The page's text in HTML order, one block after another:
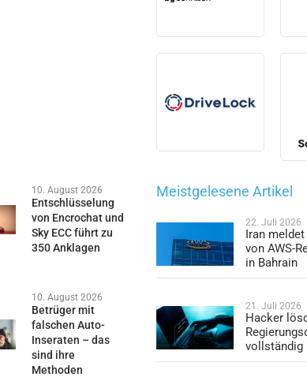
10. August 2026
Entschlüsselung
von Encrochat und
Sky ECC führt zu
350 Anklagen
10. August 2026
Betrüger mit
falschen Auto-
Inseraten – das
sind ihre
Methoden
Meistgelesene Artikel
22. Juli 2026
Iran
von AWS-
in Bahrain
21. Juli 2026
Hacker
vollständig